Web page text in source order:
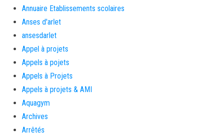
Annuaire Etablissements scolaires
Anses d'arlet
ansesdarlet
Appel à projets
Appels à pojets
Appels à Projets
Appels à projets & AMI
Aquagym
Archives
Arrêtés